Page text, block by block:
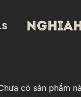
có sản phẩm